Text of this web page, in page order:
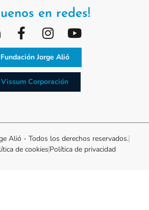
en redes!
Fundación Jorge Alió
Vissum Corporación
Alió - Todos los derechos reservados.
de cookies Política de privacidad